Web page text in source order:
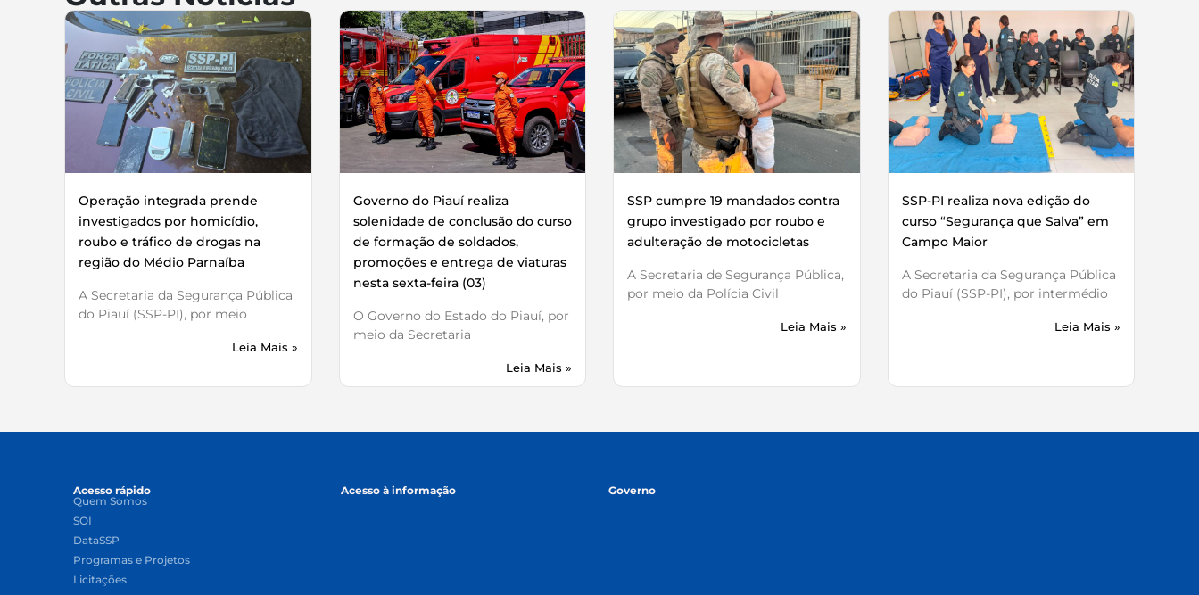
Operação integrada prende
investigados por homicídio,
roubo e tráfico de drogas na
região do Médio Parnaíba
A Secretaria da Segurança Pública
do Piauí (SSP-PI), por meio
Leia Mais »
Governo do Piauí realiza
solenidade de conclusão do curso
de formação de soldados,
promoções e entrega de viaturas
nesta sexta-feira (03)
O Governo do Estado do Piauí, por
meio da Secretaria
Leia Mais »
SSP cumpre 19 mandados contra
grupo investigado por roubo e
adulteração de motocicletas
A Secretaria de Segurança Pública,
por meio da Polícia Civil
Leia Mais »
SSP-PI realiza nova edição do
curso “Segurança que Salva” em
Campo Maior
A Secretaria da Segurança Pública
do Piauí (SSP-PI), por intermédio
Leia Mais »
Acesso rápido
Quem Somos
SOI
DataSSP
Programas e Projetos
Licitações
Acesso à informação Governo